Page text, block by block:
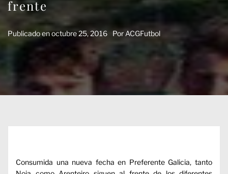
frente
Publicado enoctubre 25, 2016 Por ACGFutbol
Consumida una nueva fecha en Preferente Galicia, tanto